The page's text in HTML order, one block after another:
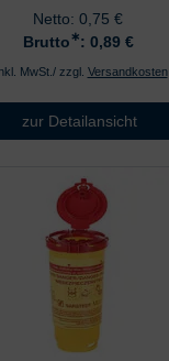
Netto: 0,75 €
Brutto∗: 0,89 €
MwSt./ zzgl. Versandkosten
zur Detailansicht